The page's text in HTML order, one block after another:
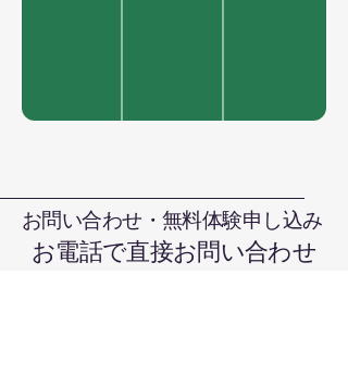
お問い合わせ・無料体験申し込み
お電話で直接お問い合わせ